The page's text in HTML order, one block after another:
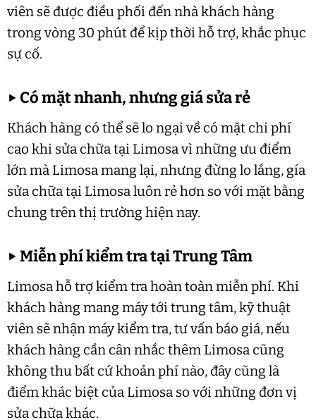
viên sẽ được điều phối đến nhà khách hàng
trong vòng 30 phút để kịp thời hỗ trợ, khắc phục
sự cố.
▶ Có mặt nhanh, nhưng giá sửa rẻ
Khách hàng có thể sẽ lo ngại về có mặt chi phí
cao khi sửa chữa tại Limosa vì những ưu điểm
lớn mà Limosa mang lại, nhưng đừng lo lắng, gía
sửa chữa tại Limosa luôn rẻ hơn so với mặt bằng
chung trên thị trường hiện nay.
▶Miễn phí kiểm tra tại Trung Tâm
Limosa hỗ trợ kiểm tra hoàn toàn miễn phí. Khi
khách hàng mang máy tới trung tâm, kỹ thuật
viên sẽ nhận máy kiểm tra, tư vấn báo giá, nếu
khách hàng cần cân nhắc thêm Limosa cũng
không thu bất cứ khoản phí nào, đây cũng là
điểm khác biệt của Limosa so với những đơn vị
sửa chữa khác.